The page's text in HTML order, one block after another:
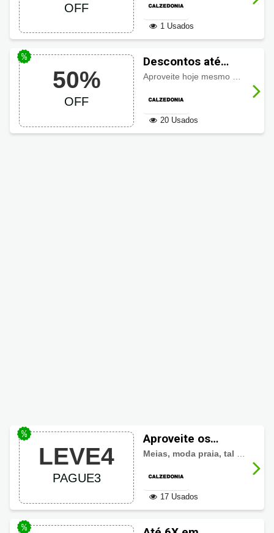
OFF
OFF
1 Usados
50%
OFF
Descontos até
50% em moda
Calzedonia
Aproveite hoje mesmo os
20 Usados
LEVE4
PAGUE3
Aproveite os
descontos
moda masculina
17 Usados